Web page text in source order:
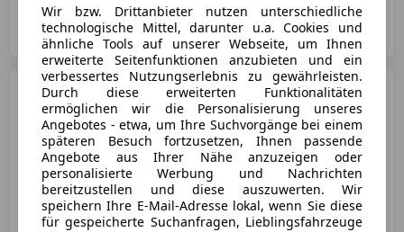
Buanne Srl
IT-81047 Macerata Campania - Ce
Mercedes-Benz G 450
4M DistronicPlus AMG Line AHK
Leder Nappa
€ 197 000 1
Wir bzw. Drittanbieter nutzen unterschiedliche
technologische Mittel, darunter u.a. Cookies und
ähnliche Tools auf unserer Webseite, um Ihnen
erweiterte Seitenfunktionen anzubieten und ein
verbessertes Nutzungserlebnis zu gewährleisten.
Durch diese erweiterten Funktionalitäten
ermöglichen wir die Personalisierung unseres
Angebotes - etwa, um Ihre Suchvorgänge bei einem
späteren Besuch fortzusetzen, Ihnen passende
Angebote aus Ihrer Nähe anzuzeigen oder
personalisierte Werbung und Nachrichten
bereitzustellen und diese auszuwerten. Wir
speichern Ihre E-Mail-Adresse lokal, wenn Sie diese
für gespeicherte Suchanfragen, Lieblingsfahrzeuge